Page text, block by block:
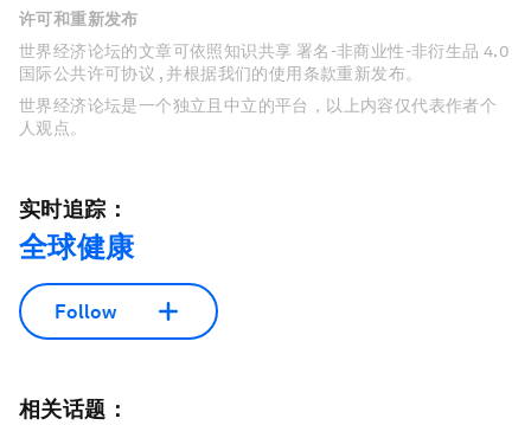
许可和重新发布
世界经济论坛的文章可依照知识共享 署名-非商业性-非衍生品 4.0
国际公共许可协议 , 并根据我们的使用条款重新发布。
世界经济论坛是一个独立且中立的平台，以上内容仅代表作者个
人观点。
实时追踪：
全球健康
Follow
相关话题：